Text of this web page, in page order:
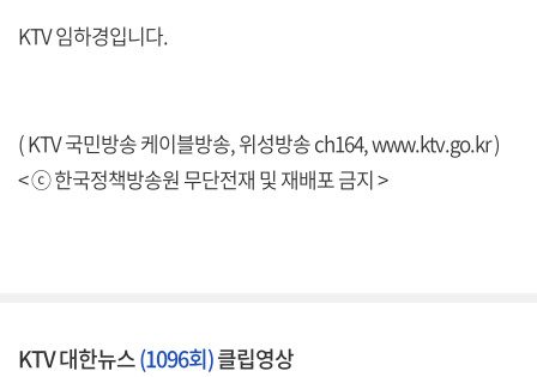
KTV 임하경입니다.
( KTV 국민방송 케이블방송, 위성방송 ch164,www.ktv.go.kr)
< ⓒ 한국정책방송원 무단전재 및 재배포 금지 >
KTV 대한뉴스(1096회)클립영상